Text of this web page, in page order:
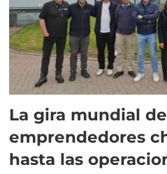
La gira mundial
emprendedores
hasta las